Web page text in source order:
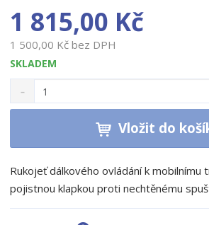
1 815,00 Kč
1 500,00 Kč bez DPH
SKLADEM
m
i
o
č
n
í
i
m
n
o
ž
Vložit do
Rukojeť dálkového ovládání k mobilnímu
pojistnou klapkou proti nechtěnému